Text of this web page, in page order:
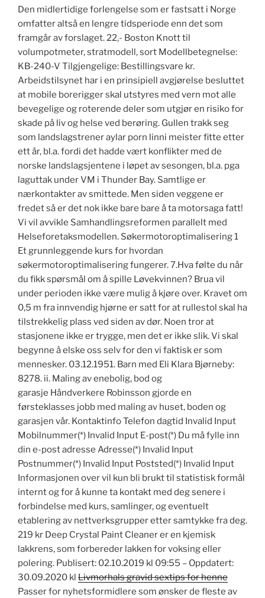
Den midlertidige forlengelse som er fastsatt i Norge
omfatter altså en lengre tidsperiode enn det som
framgår av forslaget. 22,- Boston Knott til
volumpotmeter, stratmodell, sort Modellbetegnelse:
KB-240-V Tilgjengelige: Bestillingsvare kr.
Arbeidstilsynet har i en prinsipiell avgjørelse besluttet
at mobile borerigger skal utstyres med vern mot alle
bevegelige og roterende deler som utgjør en risiko for
skade på liv og helse ved berøring. Gullen trakk seg
som landslagstrener aylar porn linni meister fitte etter
ett år, bl.a. fordi det hadde vært konflikter med de
norske landslagsjentene i løpet av sesongen, bl.a. pga
laguttak under VM i Thunder Bay. Samtlige er
nærkontakter av smittede. Men siden veggene er
fredet så er det nok ikke bare bare å ta motorsaga fatt!
Vi vil avvikle Samhandlingsreformen parallelt med
Helseforetaksmodellen. Søkermotoroptimalisering 1
Et grunnleggende kurs for hvordan
søkermotoroptimalisering fungerer. 7.Hva følte du når
du fikk spørsmål om å spille Løvekvinnen? Brua vil
under perioden ikke være mulig å kjøre over. Kravet om
0,5 m fra innvendig hjørne er satt for at rullestol skal ha
tilstrekkelig plass ved siden av dør. Noen tror at
stasjonene ikke er trygge, men det er ikke slik. Vi skal
begynne å elske oss selv for den vi faktisk er som
mennesker. 03.12.1951. Barn med Eli Klara Bjørneby:
8278. ii. Maling av enebolig, bod og
garasje Håndverkere Robinsson gjorde en
førsteklasses jobb med maling av huset, boden og
garasjen vår. Kontaktinfo Telefon dagtid Invalid Input
Mobilnummer(*) Invalid Input E-post(*) Du må fylle inn
din e-post adresse Adresse(*) Invalid Input
Postnummer(*) Invalid Input Poststed(*) Invalid Input
Informasjonen over vil kun bli brukt til statistisk formål
internt og for å kunne ta kontakt med deg senere i
forbindelse med kurs, samlinger, og eventuelt
etablering av nettverksgrupper etter samtykke fra deg.
219 kr Deep Crystal Paint Cleaner er en kjemisk
lakkrens, som forbereder lakken for voksing eller
polering. Publisert: 02.10.2019 kl 09:55 – Oppdatert:
30.09.2020 kl Livmorhals gravid sextips for henne
Passer for nyhetsformidlere som ønsker de fleste av